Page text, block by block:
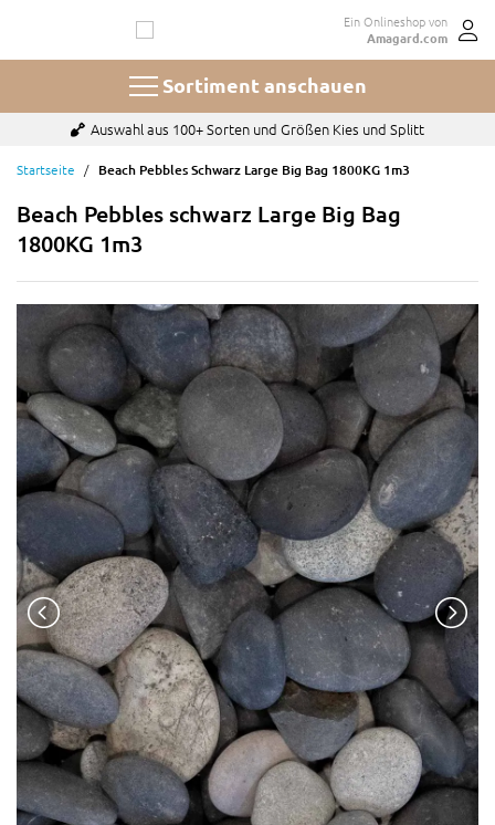
springen
Ein Onlineshop von
Amagard.com
Sortiment anschauen
Bezahlen mit u.a. Paypal, Karte oder auf Rechnung
Startseite Beach Pebbles Schwarz Large Big Bag 1800KG 1m3
Beach Pebbles schwarz Large Big Bag
1800KG 1m3